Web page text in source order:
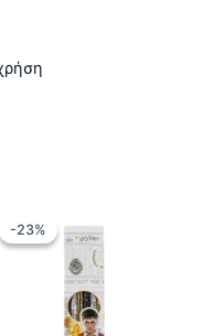
-23%
-23%